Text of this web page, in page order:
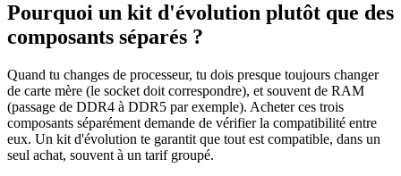
Pourquoi un kit d'évolution plutôt que des
composants séparés ?
Quand tu changes de processeur, tu dois presque toujours changer
de carte mère (le socket doit correspondre), et souvent de RAM
(passage de DDR4 à DDR5 par exemple). Acheter ces trois
composants séparément demande de vérifier la compatibilité entre
eux. Un kit d'évolution te garantit que tout est compatible, dans un
seul achat, souvent à un tarif groupé.